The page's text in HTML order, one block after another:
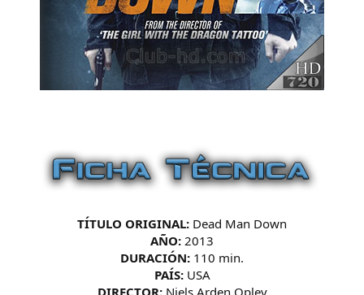
TÍTULO ORIGINAL: Dead Man Down
AÑO: 2013
DURACIÓN: 110 min.
PAÍS:USA
DIRECTOR:Niels Arden Oplev